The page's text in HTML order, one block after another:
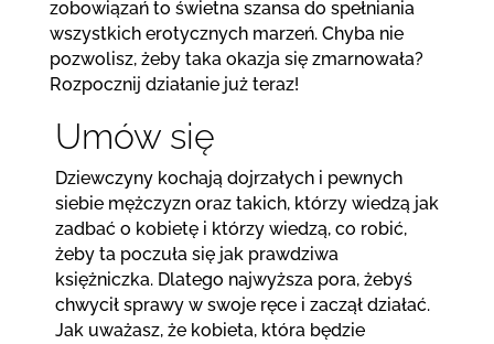
zobowiązań to świetna szansa do spełniania
wszystkich erotycznych marzeń. Chyba nie
pozwolisz, żeby taka okazja się zmarnowała?
Rozpocznij działanie już teraz!
Umów się
Dziewczyny kochają dojrzałych i pewnych
siebie mężczyzn oraz takich, którzy wiedzą jak
zadbać o kobietę i którzy wiedzą, co robić,
żeby ta poczuła się jak prawdziwa
księżniczka. Dlatego najwyższa pora, żebyś
chwycił sprawy w swoje ręce i zaczął działać.
Jak uważasz, że kobieta, która będzie